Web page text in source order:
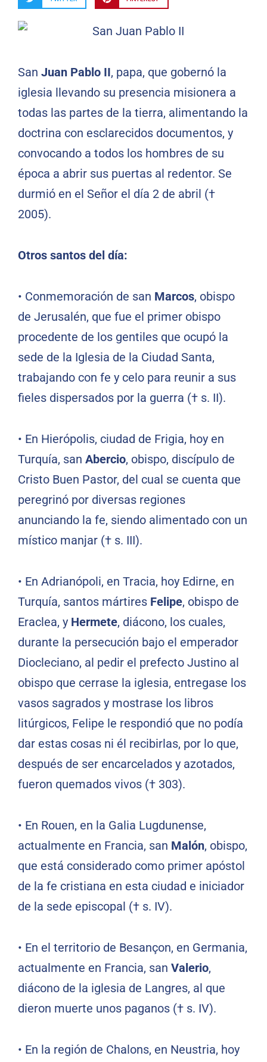
San Juan Pablo II, papa, que gobernó la
iglesia llevando su presencia misionera a
todas las partes de la tierra, alimentando la
doctrina con esclarecidos documentos, y
convocando a todos los hombres de su
época a abrir sus puertas al redentor. Se
durmió en el Señor el día 2 de abril (†
2005).
Otros santos del día:
• Conmemoración de san Marcos, obispo
de Jerusalén, que fue el primer obispo
procedente de los gentiles que ocupó la
sede de la Iglesia de la Ciudad Santa,
trabajando con fe y celo para reunir a sus
fieles dispersados por la guerra († s. II).
• En Hierópolis, ciudad de Frigia, hoy en
Turquía, san Abercio, obispo, discípulo de
Cristo Buen Pastor, del cual se cuenta que
peregrinó por diversas regiones
anunciando la fe, siendo alimentado con un
místico manjar († s. III).
• En Adrianópoli, en Tracia, hoy Edirne, en
Turquía, santos mártires Felipe, obispo de
Eraclea, y Hermete, diácono, los cuales,
durante la persecución bajo el emperador
Diocleciano, al pedir el prefecto Justino al
obispo que cerrase la iglesia, entregase los
vasos sagrados y mostrase los libros
litúrgicos, Felipe le respondió que no podía
dar estas cosas ni él recibirlas, por lo que,
después de ser encarcelados y azotados,
fueron quemados vivos († 303).
• En Rouen, en la Galia Lugdunense,
actualmente en Francia, san Malón, obispo,
que está considerado como primer apóstol
de la fe cristiana en esta ciudad e iniciador
de la sede episcopal († s. IV).
• En el territorio de Besançon, en Germania,
actualmente en Francia, san Valerio,
diácono de la iglesia de Langres, al que
dieron muerte unos paganos († s. IV).
• En la región de Chalons, en Neustria, hoy